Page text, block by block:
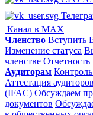
Канал в MAX
Членство Вступить
Изменение статуса
членстве
Аудиторам Контроль
Аттестация аудиторов
(IFAC) Обсуждаем
документов